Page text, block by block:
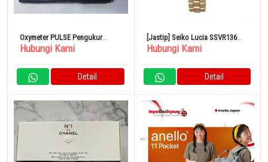
Oxymeter PULSE Pengukur
Oksigen Darah Alat Saturasi
Hubungi Kami
Detail
[Jastip] Seiko Lucia SSVR136
Jam Tangan Wanita Berlian
Hubungi Kami
Detail